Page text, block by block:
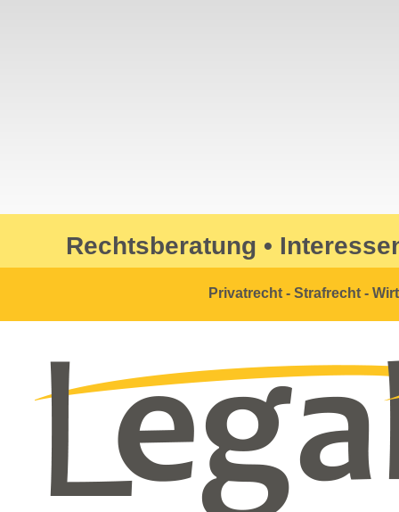
Rechtsberatung •
Privatrecht - Strafrecht -